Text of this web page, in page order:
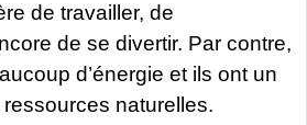
de travailler, de
de se divertir. Par contre,
d’énergie et ils ont un
naturelles.